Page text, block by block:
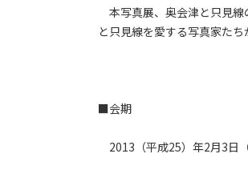
本写真展、奥会津と只見線
と只見線を愛する写真家たち
■会期
2013（平成25）年2月3日